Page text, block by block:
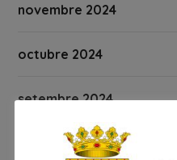
novembre 2024
octubre 2024
setembre 2024
agost 2024